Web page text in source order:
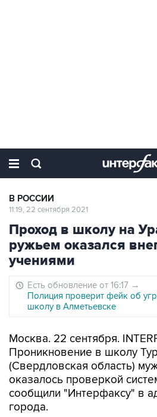
В РОССИИ
11:19, 22 сентября 2021
Проход в школу на
ружьем оказался
учениями
Есть обновление от 16:17 →
Полиция проверит фейк об
школу в Алметьевске
Москва. 22 сентября.
Проникновение в школу
(Свердловская область)
оказалось проверкой
сообщили "Интерфаксу" в
города.